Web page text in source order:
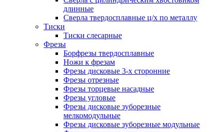
длинные
Сверла твердосплавные ц/х по металлу
Тиски
Тиски слесарные
Фрезы
Борфрезы твердосплавные
Ножи к фрезам
Фрезы дисковые 3-х сторонние
Фрезы отрезные
Фрезы торцевые насадные
Фрезы угловые
Фрезы дисковые зуборезные
мелкомодульные
Фрезы дисковые зуборезные модульные